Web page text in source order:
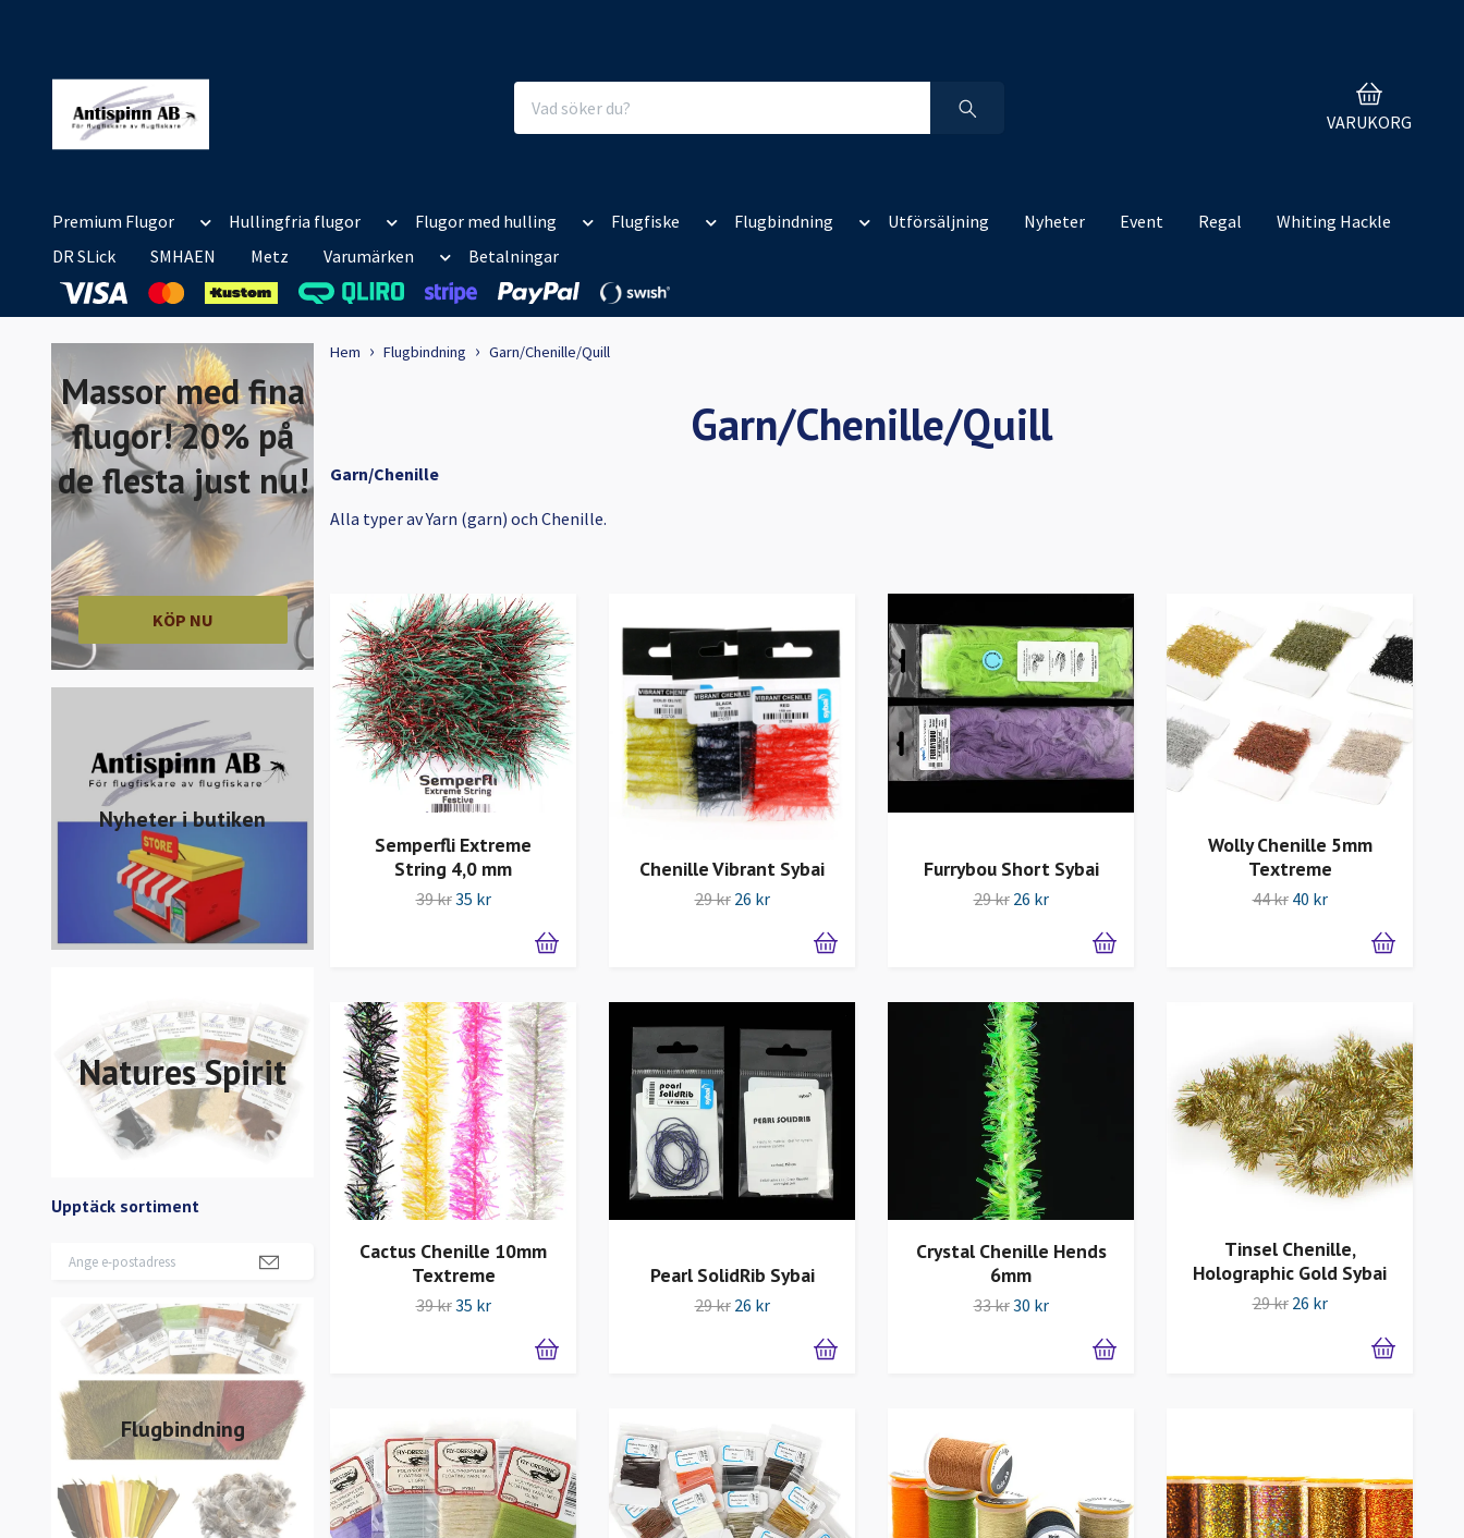
VARUKORG
Premium Flugor Hullingfria flugor Flugor med hulling Flugfiske Flugbindning Utförsäljning Nyheter Event Regal
Whiting Hackle
DR SLick
SMHAEN Metz Varumärken Betalningar
Massor med fina
flugor! 20% på
de flesta just nu!
KÖP NU
Nyheter i butiken
Natures Spirit
Upptäck sortiment
Flugbindning
Hem Flugbindning Garn/Chenille/Quill
Garn/Chenille/Quill
Garn/Chenille
Alla typer av Yarn (garn) och Chenille.
Semperfli Extreme
String 4,0 mm
39 kr35 kr
Chenille Vibrant Sybai
29 kr 26 kr
Furrybou Short Sybai
29 kr 26 kr
Wolly Chenille 5mm
Textreme
44 kr 40 kr
Cactus Chenille 10mm
Textreme
39 kr35 kr
Pearl SolidRib Sybai
29 kr 26 kr
Crystal Chenille Hends
6mm
33 kr30 kr
Tinsel Chenille,
Holographic Gold Sybai
29 kr 26 kr